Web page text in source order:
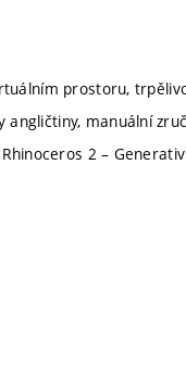
prostoru,
manuální
2 –